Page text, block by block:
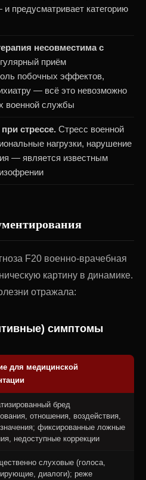
предусматривает категорию
несовместима с
приём
побочных эффектов,
— всё это невозможно
военной службы
стрессе. Стресс военной
нагрузки, нарушение
— является известным
F20 военно-врачебная
картину в динамике.
отражала:
симптомы
для медицинской
бред
отношения, воздействия,
значения; фиксированные ложные
недоступные коррекции
слуховые (голоса,
диалоги); реже